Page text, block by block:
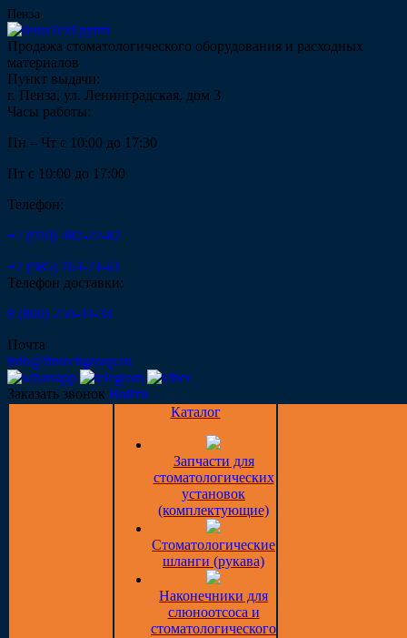
Пенза
Продажа стоматологического оборудования и расходных
материалов
Пункт выдачи:
г. Пенза, ул. Ленинградская, дом 3
Часы работы:
Пн – Чт с 10:00 до 17:30
Пт с 10:00 до 17:00
Телефон:
+7 (910) 482-22-82
+7 (985) 764-74-61
Телефон доставки:
8 (800) 250-44-34
Почта
info@fintechgroup.ru
Заказать звонок Войти
Каталог
Запчасти для
стоматологических
установок
(комплектующие)
Стоматологические
шланги (рукава)
Наконечники для
слюноотсоса и
стоматологического